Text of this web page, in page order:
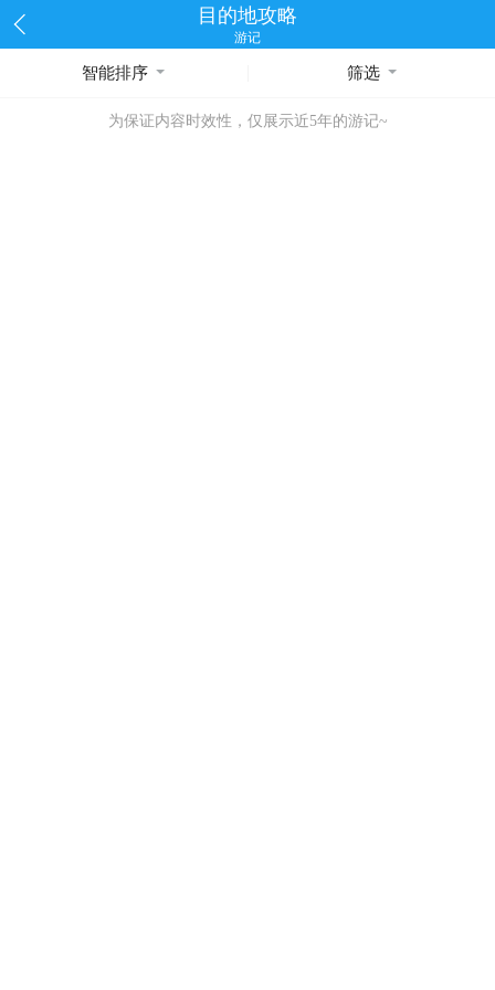
目的地攻略
游记
智能排序 筛选
为保证内容时效性，仅展示近5年的游记~